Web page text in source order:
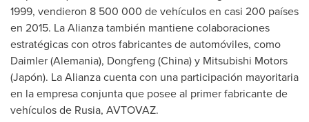
1999, vendieron 8 500 000 de vehículos en casi 200 países
en 2015. La Alianza también mantiene colaboraciones
estratégicas con otros fabricantes de automóviles, como
Daimler (Alemania), Dongfeng (China)y Mitsubishi Motors
(Japón). La Alianza cuenta con una participación mayoritaria
en la empresa conjunta que posee al primer fabricante de
vehículos de Rusia, AVTOVAZ.